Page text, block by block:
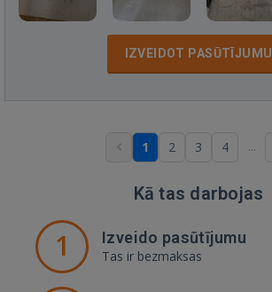
IZVEIDOT PASŪTĪJUMU
1 2 3 4 ...
Kā tas darbojas
1 Izveido pasūtījumu
Tas ir bezmaksas